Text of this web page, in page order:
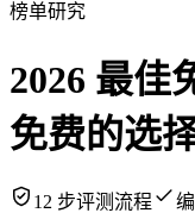
榜单研究
2026 最佳
免费的选
12 步评测流程